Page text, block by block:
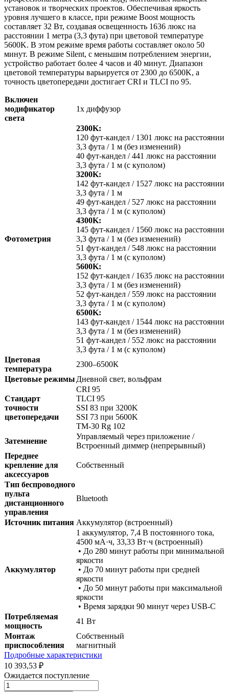
установок и творческих проектов. Обеспечивая яркость
уровня лучшего в классе, при режиме Boost мощность
составляет 32 Вт, создавая освещенность 1636 люкс на
расстоянии 1 метра (3,3 фута) при цветовой температуре
5600K. В этом режиме время работы составляет около 50
минут. В режиме Silent, с меньшим потреблением энергии,
устройство работает более 4 часов и 40 минут. Диапазон
цветовой температуры варьируется от 2300 до 6500K, а
точность цветопередачи достигает CRI и TLCI по 95.
Включен
модификатор
света
1x диффузор
Фотометрия
2300K:
120 фут-кандел / 1301 люкс на расстоянии
3,3 фута / 1 м (без изменений)
40 фут-кандел / 441 люкс на расстоянии
3,3 фута / 1 м (с куполом)
3200K:
142 фут-кандел / 1527 люкс на расстоянии
3,3 фута / 1 м
49 фут-кандел / 527 люкс на расстоянии
3,3 фута / 1 м (с куполом)
4300K:
145 фут-кандел / 1560 люкс на расстоянии
3,3 фута / 1 м (без изменений)
51 фут-кандел / 548 люкс на расстоянии
3,3 фута / 1 м (с куполом)
5600K:
152 фут-кандел / 1635 люкс на расстоянии
3,3 фута / 1 м (без изменений)
52 фут-кандел / 559 люкс на расстоянии
3,3 фута / 1 м (с куполом)
6500K:
143 фут-кандел / 1544 люкс на расстоянии
3,3 фута / 1 м (без изменений)
51 фут-кандел / 552 люкс на расстоянии
3,3 фута / 1 м (с куполом)
Цветовая
температура
2300–6500К
Цветовые режимы Дневной свет, вольфрам
Стандарт
точности
цветопередачи
CRI 95
TLCI 95
SSI 83 при 3200K
SSI 73 при 5600K
TM-30 Rg 102
Затемнение
Управляемый через приложение /
Встроенный диммер (непрерывный)
Переднее
крепление для
аксессуаров
Собственный
Тип беспроводного
пульта
дистанционного
управления
Bluetooth
Источник питания Аккумулятор (встроенный)
Аккумулятор
1 аккумулятор, 7,4 В постоянного тока,
4500 мА·ч, 33,33 Вт·ч (встроенный)
• До 280 минут работы при минимальной
яркости
• До 70 минут работы при средней
яркости
• До 50 минут работы при максимальной
яркости
• Время зарядки 90 минут через USB-C
Потребляемая
мощность
41 Вт
Монтаж
приспособления
Собственный
магнитный
Подробные характеристики
10 393,53 ₽
Ожидается поступление